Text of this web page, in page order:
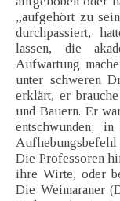
„aufgehört zu
durchpassiert,
lassen, die
Aufwartung
unter schweren
erklärt, er
und Bauern. Er
entschwunden;
Aufhebungsbefehl
Die Professoren
ihre Wirte, oder
Die Weimaraner